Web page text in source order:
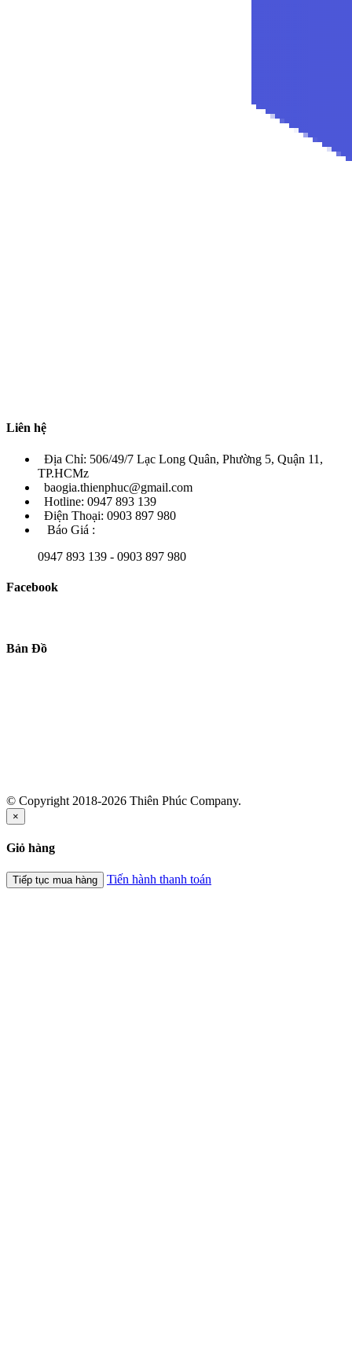
Liên hệ
Địa Chỉ: 506/49/7 Lạc Long Quân, Phường 5, Quận 11,
TP.HCMz
baogia.thienphuc@gmail.com
Hotline: 0947 893 139
Điện Thoại: 0903 897 980
Báo Giá :
0947 893 139 - 0903 897 980
Facebook
Bản Đồ
© Copyright 2018-2026 Thiên Phúc Company.
×
Giỏ hàng
Tiếp tục mua hàng Tiến hành thanh toán